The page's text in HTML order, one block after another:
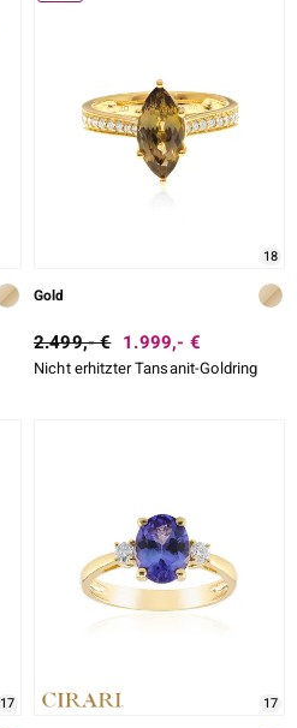
18
Gold
2.499,- € 1.999,- €
Nicht erhitzter Tansanit-Goldring
17 17